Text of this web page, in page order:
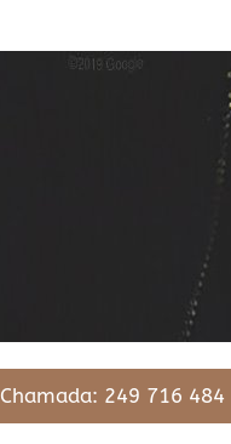
Chamada: 249 716 484